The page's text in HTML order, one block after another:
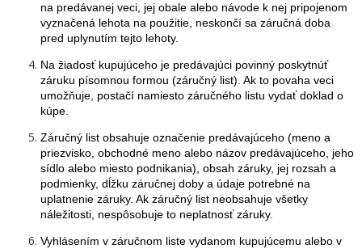
na predávanej veci, jej obale alebo návode k nej pripojenom
vyznačená lehota na použitie, neskončí sa záručná doba
pred uplynutím tejto lehoty.
Na žiadosť kupujúceho je predávajúci povinný poskytnúť
záruku písomnou formou (záručný list). Ak to povaha veci
umožňuje, postačí namiesto záručného listu vydať doklad o
kúpe.
Záručný list obsahuje označenie predávajúceho (meno a
priezvisko, obchodné meno alebo názov predávajúceho, jeho
sídlo alebo miesto podnikania), obsah záruky, jej rozsah a
podmienky, dĺžku záručnej doby a údaje potrebné na
uplatnenie záruky. Ak záručný list neobsahuje všetky
náležitosti, nespôsobuje to neplatnosť záruky.
Vyhlásením v záručnom liste vydanom kupujúcemu alebo v